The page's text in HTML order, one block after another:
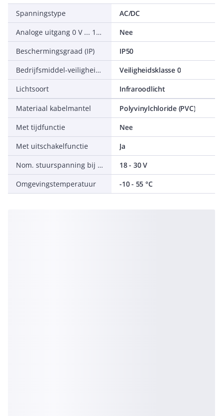
Spanningstype
AC/DC
Analoge uitgang 0 V ... 10 V
Nee
Beschermingsgraad (IP)
IP50
Bedrijfsmiddel-veiligheidsklasse
Veiligheidsklasse 0
Lichtsoort
Infraroodlicht
Materiaal kabelmantel
Polyvinylchloride (PVC)
Met tijdfunctie
Nee
Met uitschakelfunctie
Ja
Nom. stuurspanning bij DC
18 - 30 V
Omgevingstemperatuur
-10 - 55 °C